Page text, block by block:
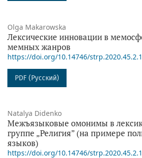
Olga Makarowska
Лексические инновации в
мемных жанров
https://doi.org/10.14746/
PDF (Русский)
Natalya Didenko
Межъязыковые омонимы в
группе „Религия” (на примере
языков)
https://doi.org/10.14746/